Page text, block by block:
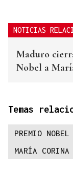
NOTICIAS
Maduro
Nobel a
Temas
PREMIO NOBEL
MARÍA CORINA